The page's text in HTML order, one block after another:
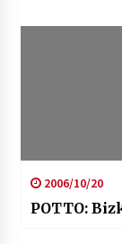
2006/10/20
POTTO: